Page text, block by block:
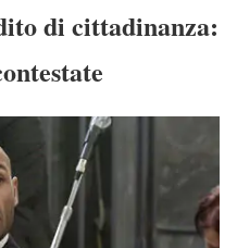
di cittadinanza: